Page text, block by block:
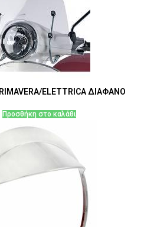
ELETTRICA ΔΙΑΦΑΝΟ
Προσθήκη στο καλάθι